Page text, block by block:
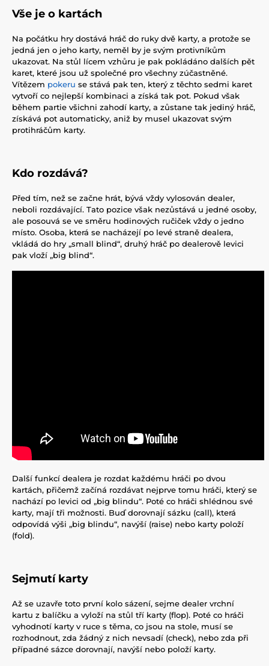
Vše je o kartách
Na počátku hry dostává hráč do ruky dvě karty, a protože se
jedná jen o jeho karty, neměl by je svým protivníkům
ukazovat. Na stůl lícem vzhůru je pak pokládáno dalších pět
karet, které jsou už společné pro všechny zúčastněné.
Vítězem pokeru se stává pak ten, který z těchto sedmi karet
vytvoří co nejlepší kombinaci a získá tak pot. Pokud však
během partie všichni zahodí karty, a zůstane tak jediný hráč,
získává pot automaticky, aniž by musel ukazovat svým
protihráčům karty.
Kdo rozdává?
Před tím, než se začne hrát, bývá vždy vylosován dealer,
neboli rozdávající. Tato pozice však nezůstává u jedné osoby,
ale posouvá se ve směru hodinových ručiček vždy o jedno
místo. Osoba, která se nacházejí po levé straně dealera,
vkládá do hry „small blind“, druhý hráč po dealerově levici
pak vloží „big blind“.
Další funkcí dealera je rozdat každému hráči po dvou
kartách, přičemž začíná rozdávat nejprve tomu hráči, který se
nachází po levici od „big blindu“. Poté co hráči shlédnou své
karty, mají tři možnosti. Buď dorovnají sázku (call), která
odpovídá výši „big blindu“, navýší (raise) nebo karty položí
(fold).
Sejmutí karty
Až se uzavře toto první kolo sázení, sejme dealer vrchní
kartu z balíčku a vyloží na stůl tří karty (flop). Poté co hráči
vyhodnotí karty v ruce s těma, co jsou na stole, musí se
rozhodnout, zda žádný z nich nevsadí (check), nebo zda při
případné sázce dorovnají, navýší nebo položí karty.